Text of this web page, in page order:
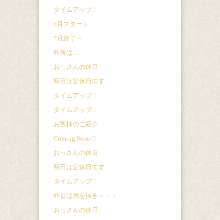
タイムアップ！
8月スタート
7月終了～
昨夜は…
おっさんの休日
明日は定休日です
タイムアップ！
タイムアップ！
お客様のご紹介
Coming Soon♡
おっさんの休日
明日は定休日です
タイムアップ！
昨日は酒を抜き・・・
おっさんの休日